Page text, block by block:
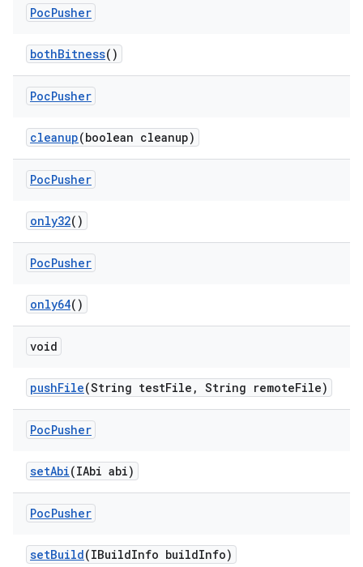
PocPusher
bothBitness()
PocPusher
cleanup(boolean cleanup)
PocPusher
only32()
PocPusher
only64()
void
pushFile(String testFile , String remoteFile)
PocPusher
setAbi(IAbi abi)
PocPusher
setBuild(IBuildInfo buildInfo)